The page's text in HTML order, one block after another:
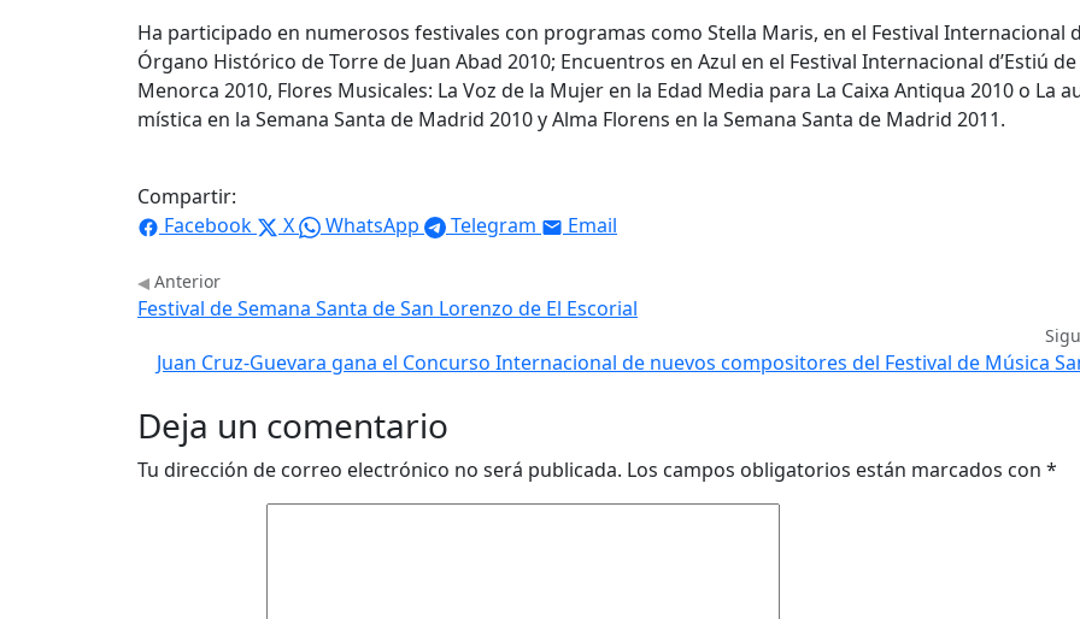
Ha participado en numerosos festivales con programas como Stella Maris, en el Festival Internacional
Órgano Histórico de Torre de Juan Abad 2010; Encuentros en Azul en el Festival Internacional d’Estiú de
Menorca 2010, Flores Musicales: La Voz de la Mujer en la Edad Media para La Caixa Antiqua 2010 o La
mística en la Semana Santa de Madrid 2010 y Alma Florens en la Semana Santa de Madrid 2011.
Compartir:
Facebook
X WhatsApp Telegram Email
Anterior
Festival de Semana Santa de San Lorenzo de El Escorial
Juan Cruz-Guevara gana el Concurso Internacional de nuevos compositores del Festival de Música
Deja un comentario
Tu dirección de correo electrónico no será publicada. Los campos obligatorios están marcados con *